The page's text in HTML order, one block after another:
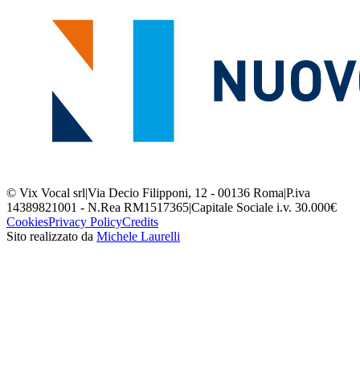
© Vix Vocal srl|Via Decio Filipponi, 12 - 00136 Roma|P.iva
14389821001 - N.Rea RM1517365|Capitale Sociale i.v. 30.000€
CookiesPrivacy PolicyCredits
Sito realizzato da Michele Laurelli